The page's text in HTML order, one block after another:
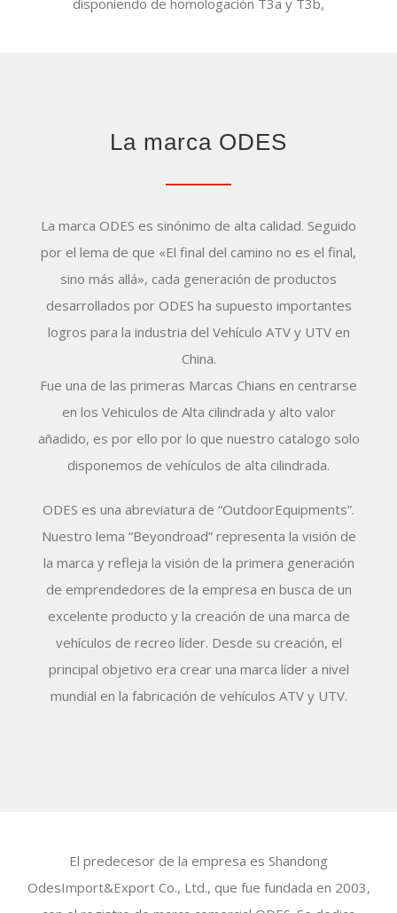
disponiendo de homologación T3a y T3b,
La marca ODES
La marca ODES es sinónimo de alta calidad. Seguido
por el lema de que «El final del camino no es el final,
sino más allá», cada generación de productos
desarrollados por ODES ha supuesto importantes
logros para la industria del Vehículo ATV y UTV en
China.
Fue una de las primeras Marcas Chians en centrarse
en los Vehiculos de Alta cilindrada y alto valor
añadido, es por ello por lo que nuestro catalogo solo
disponemos de vehículos de alta cilindrada.
ODES es una abreviatura de “OutdoorEquipments”.
Nuestro lema “Beyondroad” representa la visión de
la marca y refleja la visión de la primera generación
de emprendedores de la empresa en busca de un
excelente producto y la creación de una marca de
vehículos de recreo líder. Desde su creación, el
principal objetivo era crear una marca líder a nivel
mundial en la fabricación de vehículos ATV y UTV.
El predecesor de la empresa es Shandong
OdesImport&Export Co., Ltd., que fue fundada en 2003,